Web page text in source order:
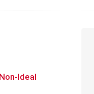
Ideal